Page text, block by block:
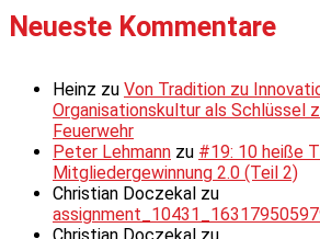
Neueste Kommentare
Heinz zu Von Tradition zu
Organisationskultur als Schlüssel
Feuerwehr
Peter Lehmann zu #19: 10 heiße
Mitgliedergewinnung 2.0 (Teil 2)
Christian Doczekal zu